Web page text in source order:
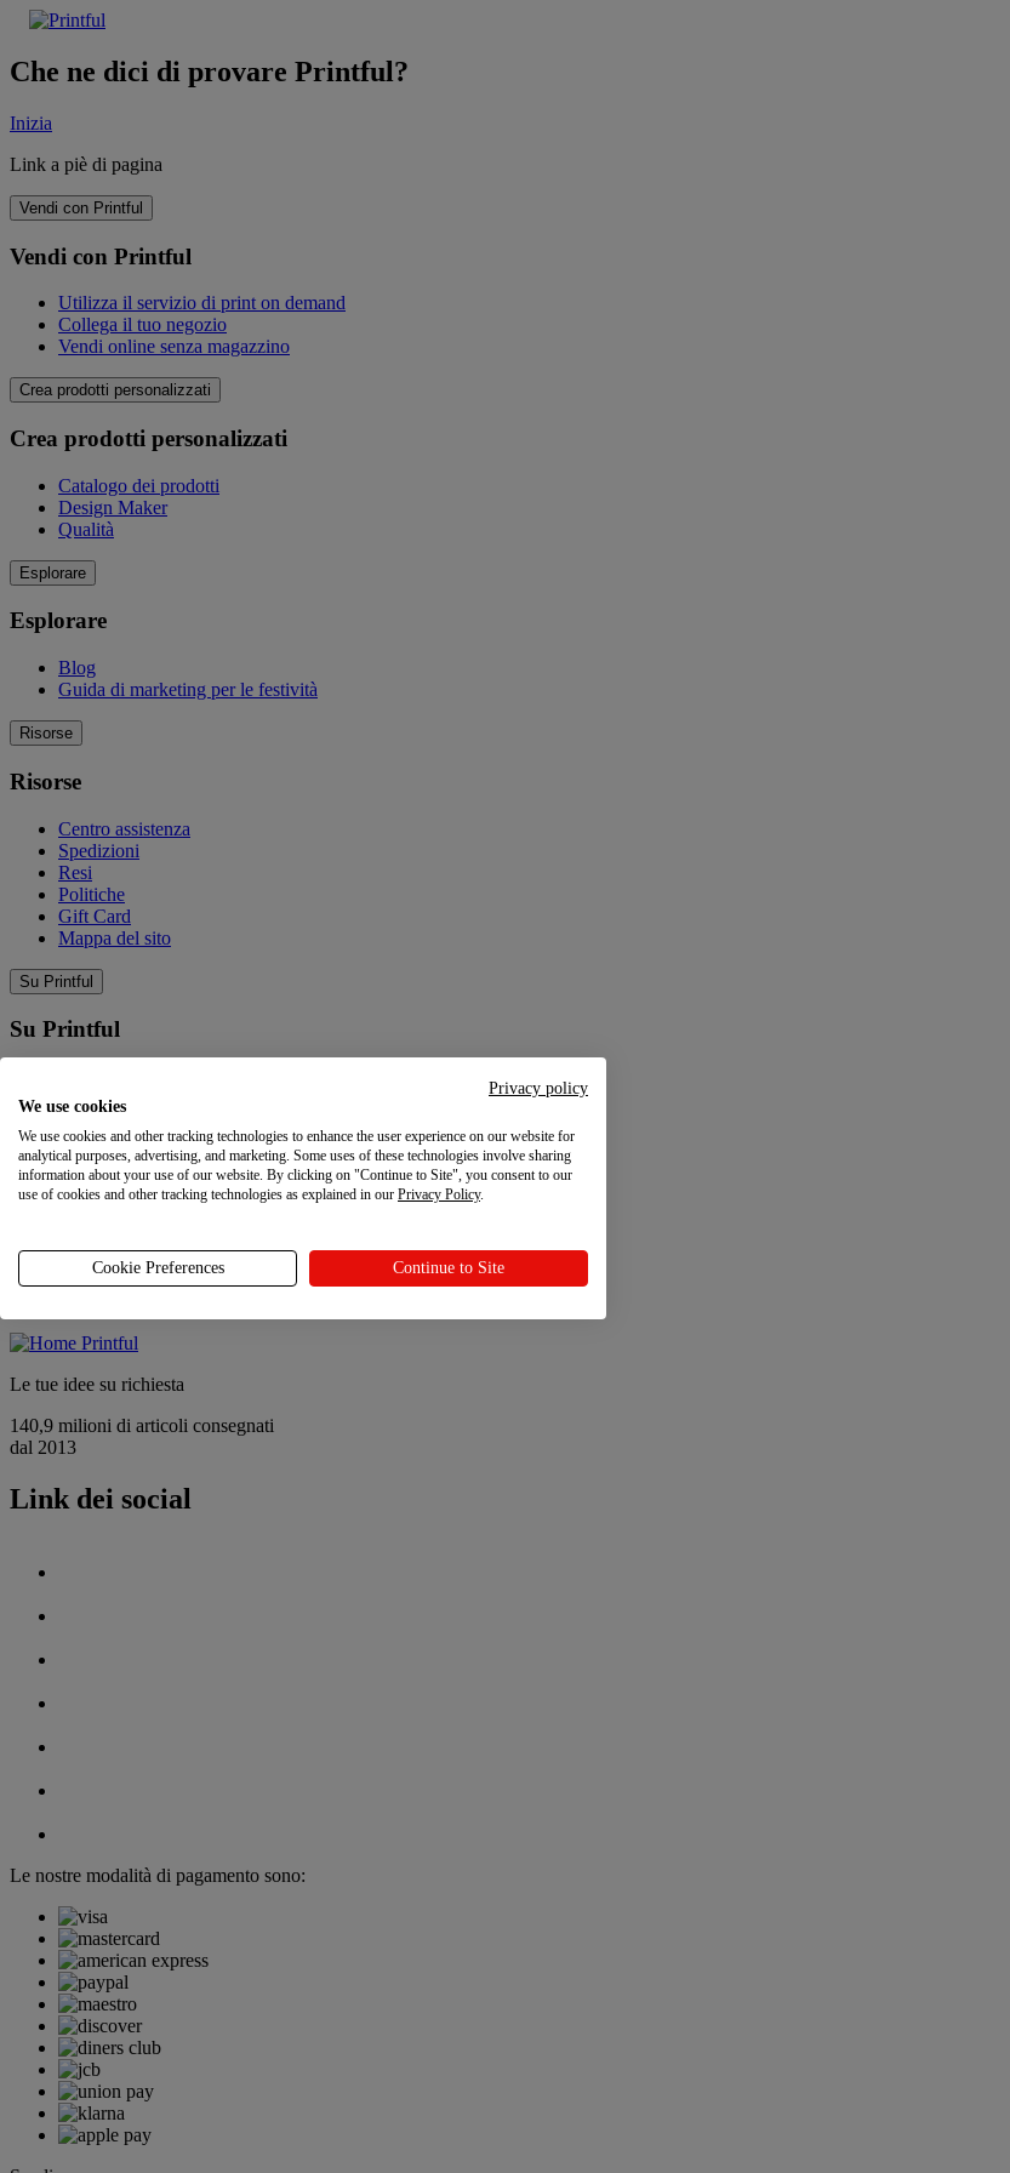
Che ne dici di provare Printful?
Inizia
Link a piè di pagina
Vendi con Printful
Vendi con Printful
Utilizza il servizio di print on demand
Collega il tuo negozio
Vendi online senza magazzino
Crea prodotti personalizzati
Crea prodotti personalizzati
Catalogo dei prodotti
Design Maker
Qualità
Esplorare
Esplorare
Blog
Guida di marketing per le festività
Risorse
Risorse
Centro assistenza
Spedizioni
Resi
Politiche
Gift Card
Mappa del sito
Su Printful
Su Printful
Contatti
Programma referral
Le tue scelte sulla privacy
Novità
Le tue idee su richiesta
140,9 milioni di articoli consegnati
dal 2013
Link dei social
Le nostre modalità di pagamento sono:
Privacy policy
We use cookies
We use cookies and other tracking technologies to enhance the user experience on our website for
analytical purposes, advertising, and marketing. Some uses of these technologies involve sharing
information about your use of our website. By clicking on "Continue to Site", you consent to our
use of cookies and other tracking technologies as explained in our Privacy Policy.
Cookie Preferences Continue to Site